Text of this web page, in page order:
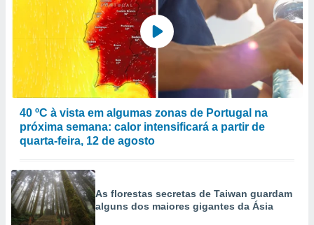
40 ºC à vista em algumas zonas de Portugal na
próxima semana: calor intensificará a partir de
quarta-feira, 12 de agosto
As florestas secretas de Taiwan guardam
alguns dos maiores gigantes da Ásia